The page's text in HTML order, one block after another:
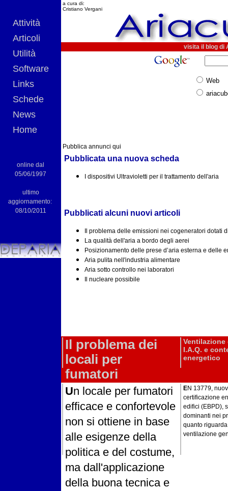
Attività
Articoli
Utilità
Software
Links
Schede
News
Home
a cura di:
Cristiano Vergani
visita il blog di
Web
Pubblica annunci qui
online dal
05/06/1997
ultimo
aggiornamento:
08/10/2011
Pubblicata una nuova scheda
I dispositivi Ultravioletti per il trattamento dell'aria
Pubblicati alcuni nuovi articoli
Il problema delle emissioni nei cogeneratori
La qualità dell'aria a bordo degli aerei
Posizionamento delle prese d’aria esterna e delle
Aria pulita nell'industria alimentare
Aria sotto controllo nei laboratori
Il nucleare possibile
Il problema dei
locali per
fumatori
Ventilazione
I.A.Q. e
energetico
Un locale per fumatori
efficace e confortevole
non si ottiene in base
alle esigenze della
politica e del costume,
ma dall'applicazione
della buona tecnica e
EN 13779,
certificazione
edifici (EBPD),
dominanti nei
quanto
ventilazione